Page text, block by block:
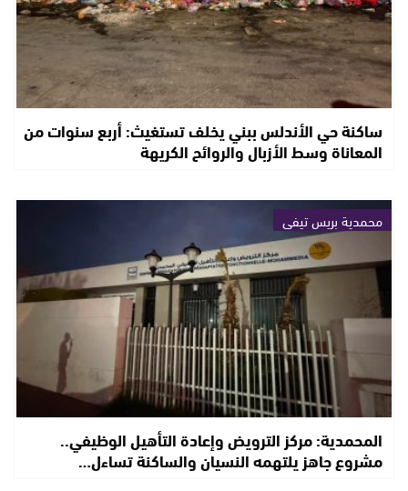
ساكنة حي الأندلس ببني يخلف تستغيث: أربع سنوات من
المعاناة وسط الأزبال والروائح الكريهة
محمدية بريس تيفي
المحمدية: مركز الترويض وإعادة التأهيل الوظيفي..
مشروع جاهز يلتهمه النسيان والساكنة تساءل…